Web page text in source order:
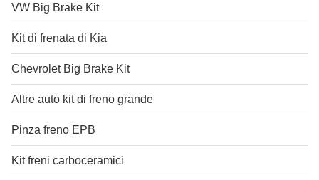
VW Big Brake Kit
Kit di frenata di Kia
Chevrolet Big Brake Kit
Altre auto kit di freno grande
Pinza freno EPB
Kit freni carboceramici